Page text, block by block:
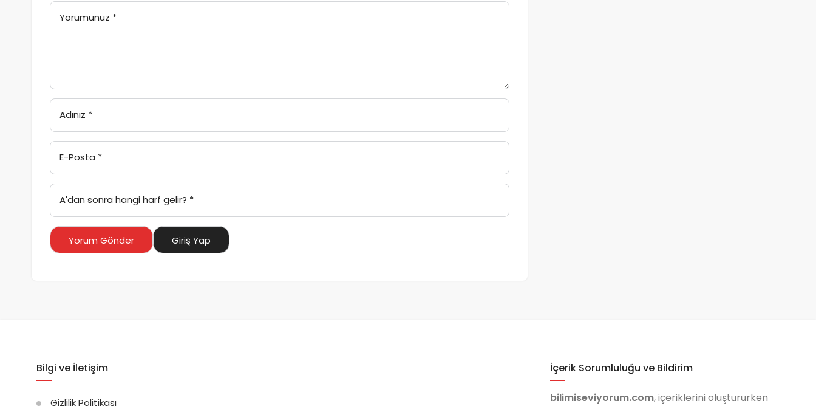
Yorumunuz *
Adınız *
E-Posta *
A'dan sonra hangi harf gelir? *
Yorum Gönder Giriş Yap
Bilgi ve İletişim
Gizlilik Politikası
İçerik Sorumluluğu ve Bildirim
bilimiseviyorum.com, içeriklerini oluştururken